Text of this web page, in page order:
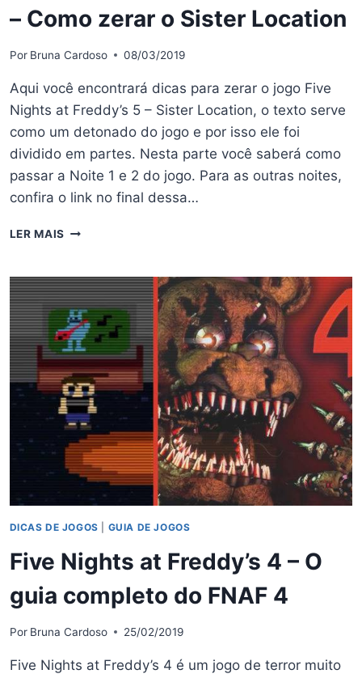
– Como zerar o Sister Location
Por Bruna Cardoso 08/03/2019
Aqui você encontrará dicas para zerar o jogo Five
Nights at Freddy’s 5 – Sister Location, o texto serve
como um detonado do jogo e por isso ele foi
dividido em partes. Nesta parte você saberá como
passar a Noite 1 e 2 do jogo. Para as outras noites,
confira o link no final dessa…
LER MAIS DICAS
AT
FREDDY’S
5
–
COMO
ZERAR
O
SISTER
LOCATION
DICAS DE JOGOS GUIA DE JOGOS
Five Nights at Freddy’s 4 – O
guia completo do FNAF 4
Por Bruna Cardoso 25/02/2019
Five Nights at Freddy’s 4 é um jogo de terror muito